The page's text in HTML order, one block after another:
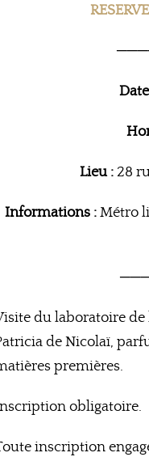
Lieu :28
Informations :Métro
du laboratoire de
de Nicolaï,
premières.
obligatoire.
inscription